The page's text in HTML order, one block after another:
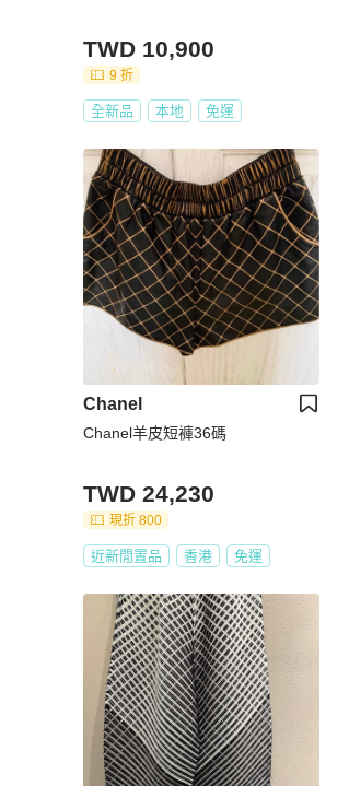
TWD 10,900
9 折
全新品 本地 免運
Chanel
Chanel羊皮短褲36碼
TWD 24,230
現折 800
近新閒置品 香港 免運